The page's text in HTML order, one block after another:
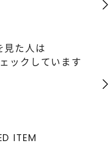
見た人は
ックしています
ITEM